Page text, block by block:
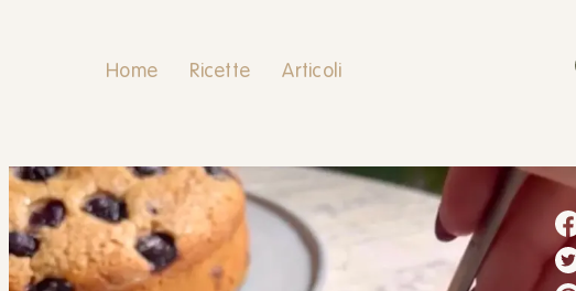
Home Ricette Articoli